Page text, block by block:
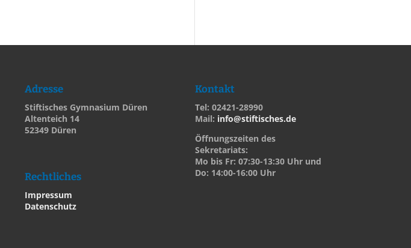
Adresse
Stiftisches Gymnasium Düren
Altenteich 14
52349 Düren
Rechtliches
Impressum
Datenschutz
Kontakt
Tel: 02421-28990
Mail: info@stiftisches.de
Öffnungszeiten des
Sekretariats:
Mo bis Fr: 07:30-13:30 Uhr und
Do: 14:00-16:00 Uhr